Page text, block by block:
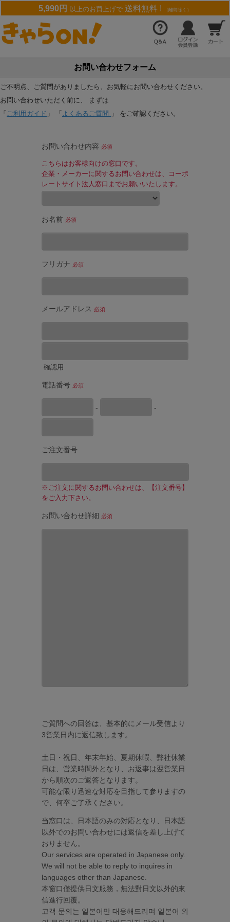
5,990円 以上のお買上げで 送料無料 ! （離島除く）
お問い合わせフォーム
ご不明点、ご質問がありましたら、お気軽にお問い合わせください。
お問い合わせいただく前に、 まずは
「 ご利用ガイド 」 「 よくあるご質問 」 をご確認ください。